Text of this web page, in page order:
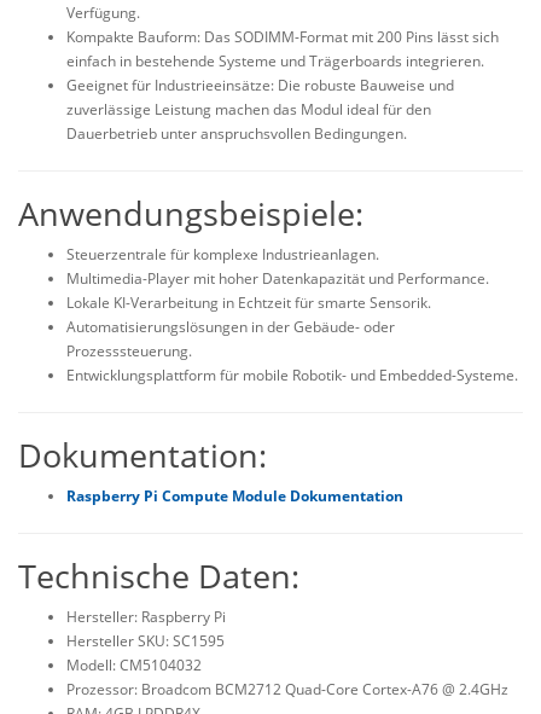
Verfügung.
Kompakte Bauform: Das SODIMM-Format mit 200 Pins lässt sich
einfach in bestehende Systeme und Trägerboards integrieren.
Geeignet für Industrieeinsätze: Die robuste Bauweise und
zuverlässige Leistung machen das Modul ideal für den
Dauerbetrieb unter anspruchsvollen Bedingungen.
Anwendungsbeispiele:
Steuerzentrale für komplexe Industrieanlagen.
Multimedia-Player mit hoher Datenkapazität und Performance.
Lokale KI-Verarbeitung in Echtzeit für smarte Sensorik.
Automatisierungslösungen in der Gebäude- oder
Prozesssteuerung.
Entwicklungsplattform für mobile Robotik- und Embedded-Systeme.
Dokumentation:
Raspberry Pi Compute Module Dokumentation
Technische Daten:
Hersteller: Raspberry Pi
Hersteller SKU: SC1595
Modell: CM5104032
Prozessor: Broadcom BCM2712 Quad-Core Cortex-A76 @ 2.4GHz